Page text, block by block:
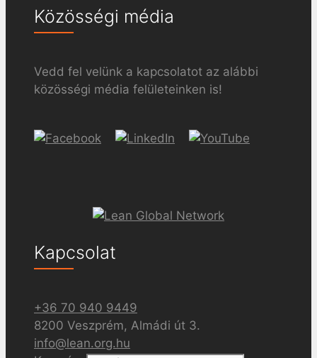
Közösségi média
Vedd fel velünk a kapcsolatot az alábbi
közösségi média felületeinken is!
Kapcsolat
+36 70 940 9449
8200 Veszprém, Almádi út 3.
info@lean.org.hu